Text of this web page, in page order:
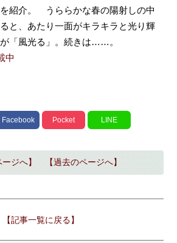
紹介。 うららかな春の陽射しの中
と、あたり一面がキラキラと光り輝
「風光る」。続きは……。
中
Facebook Pocket LINE
ジへ】 【過去のページへ】
【記事一覧に戻る】